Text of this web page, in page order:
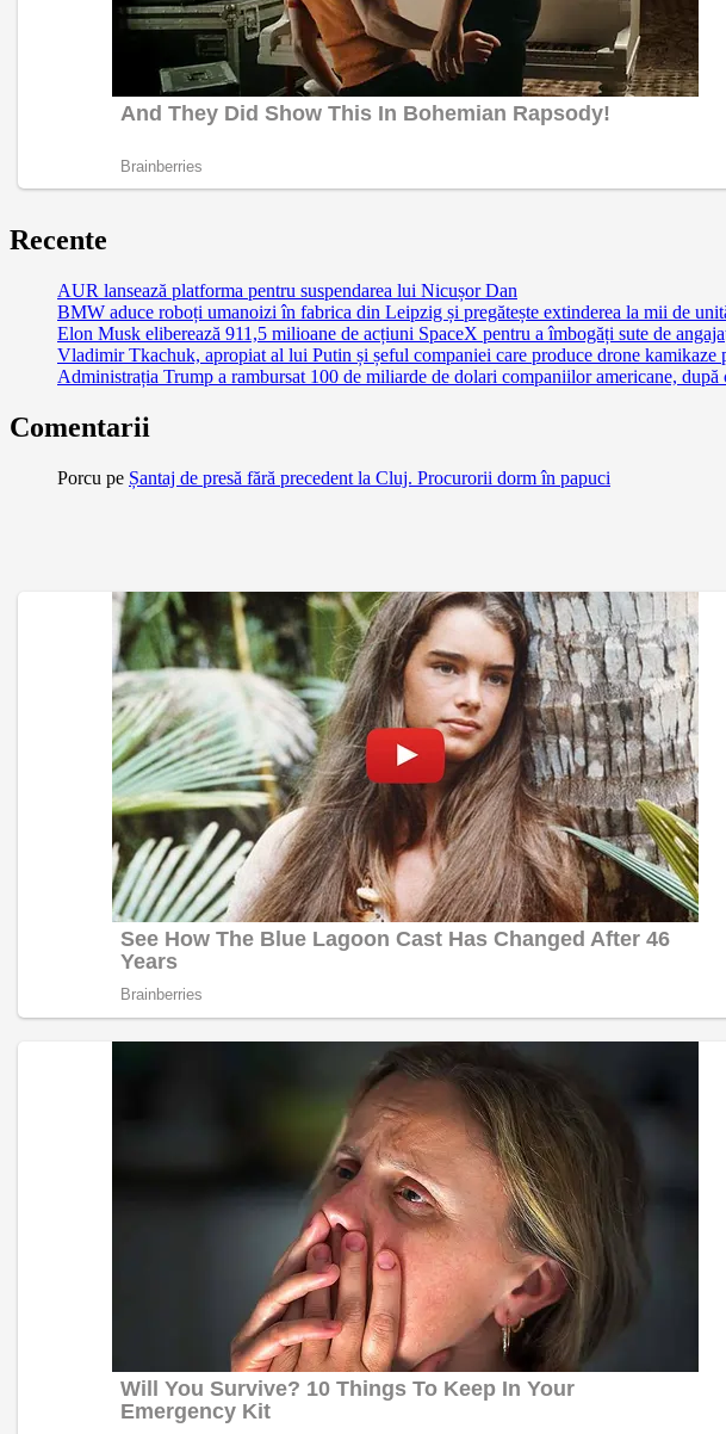
Recente
AUR lansează platforma pentru suspendarea lui Nicușor Dan
BMW aduce roboți umanoizi în fabrica din Leipzig și pregătește extinderea la mii de
Elon Musk eliberează 911,5 milioane de acțiuni SpaceX pentru a îmbogăți sute de
Vladimir Tkachuk, apropiat al lui Putin și șeful companiei care produce drone kamikaze
Administrația Trump a rambursat 100 de miliarde de dolari companiilor americane,
Comentarii
Porcu pe Șantaj de presă fără precedent la Cluj. Procurorii dorm în papuci